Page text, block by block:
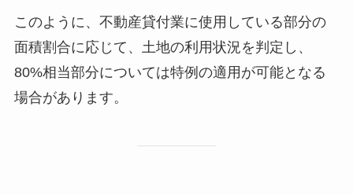
このように、不動産貸付業に使用している部分の
面積割合に応じて、土地の利用状況を判定し、
80%相当部分については特例の適用が可能となる
場合があります。